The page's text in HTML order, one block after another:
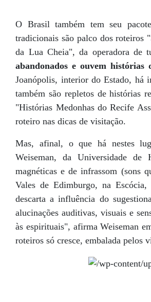
O Brasil também tem seu
tradicionais são palco dos roteiros
da Lua Cheia", da operadora de
abandonados e ouvem histórias
Joanópolis, interior do Estado, há
também são repletos de histórias
"Histórias Medonhas do Recife
roteiro nas dicas de visitação.
Mas, afinal, o que há nestes
Weiseman, da Universidade de
magnéticas e de infrassom (sons
Vales de Edimburgo, na
descarta a influência do
alucinações auditivas, visuais e
às espirituais", afirma Weiseman
roteiros só cresce, embalada pelos